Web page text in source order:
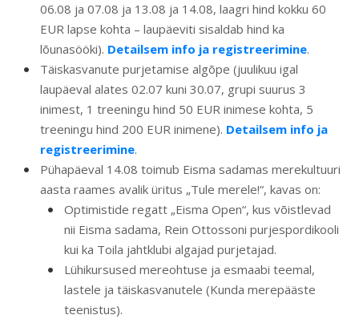
06.08 ja 07.08 ja 13.08 ja 14.08, laagri hind kokku 60
EUR lapse kohta – laupäeviti sisaldab hind ka
lõunasööki). Detailsem info ja registreerimine.
Täiskasvanute purjetamise algõpe (juulikuu igal
laupäeval alates 02.07 kuni 30.07, grupi suurus 3
inimest, 1 treeningu hind 50 EUR inimese kohta, 5
treeningu hind 200 EUR inimene). Detailsem info ja
registreerimine.
Pühapäeval 14.08 toimub Eisma sadamas merekultuuri
aasta raames avalik üritus „Tule merele!“, kavas on:
Optimistide regatt „Eisma Open“, kus võistlevad
nii Eisma sadama, Rein Ottossoni purjespordikooli
kui ka Toila jahtklubi algajad purjetajad.
Lühikursused mereohtuse ja esmaabi teemal,
lastele ja täiskasvanutele (Kunda merepääste
teenistus).